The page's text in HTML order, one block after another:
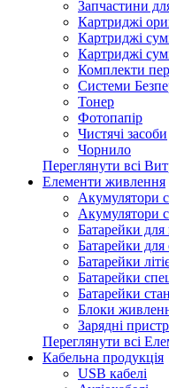
Запчастини
Картриджі
Картриджі
Картриджі
Комплекти
Системи
Тонер
Фотопапір
Чистячі засоби
Чорнило
Переглянути всі
Елементи живлення
Акумулятори
Акумулятори
Батарейки для
Батарейки для
Батарейки
Батарейки
Батарейки
Блоки
Зарядні
Переглянути всі
Кабельна продукція
USB кабелі